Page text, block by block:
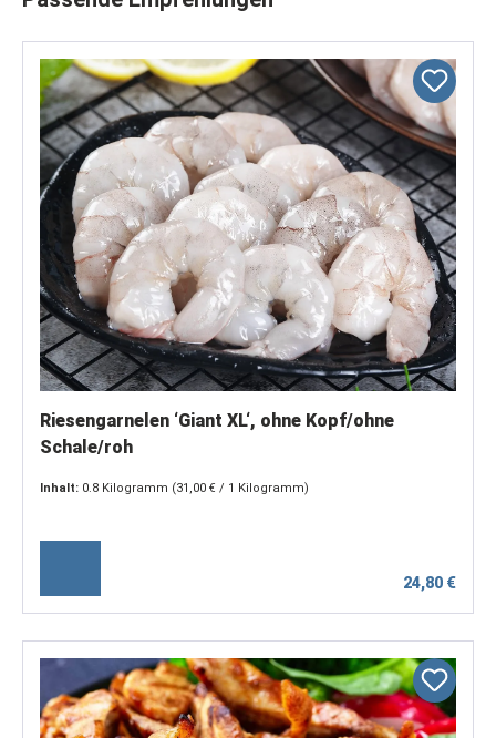
Riesengarnelen ‘Giant XL‘, ohne Kopf/ohne
Schale/roh
Inhalt: 0.8 Kilogramm (31,00 € / 1 Kilogramm)
24,80 €